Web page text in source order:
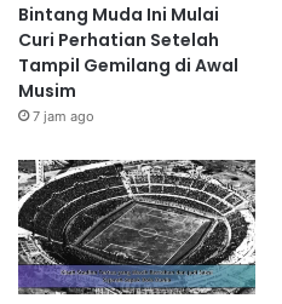
Bintang Muda Ini Mulai
Curi Perhatian Setelah
Tampil Gemilang di Awal
Musim
7 jam ago